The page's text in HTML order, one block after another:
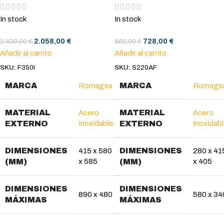
In stock
2.430,00€ 2.058,00 €
Añadir al carrito
SKU: F350I
MARCA Romagsa
MATERIAL
EXTERNO
Acero
Inoxidable
DIMENSIONES
(MM)
415 x 580
x 585
DIMENSIONES
MÁXIMAS
890 x 480
In stock
860,00€ 728,00 €
Añadir al carrito
SKU: S220AF
MARCA
MATERIAL
EXTERNO
Acero
DIMENSIONES
(MM)
280 x
x 405
DIMENSIONES
MÁXIMAS
580 x